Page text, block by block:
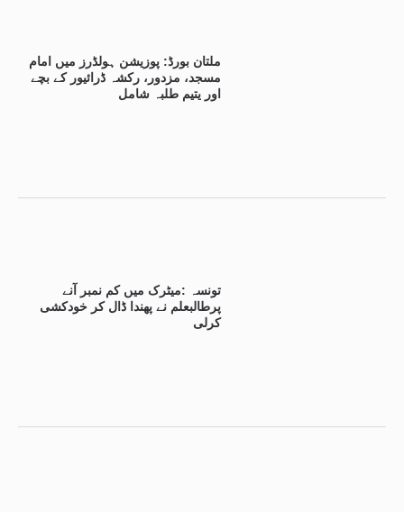
ملتان بورڈ: پوزیشن ہولڈرز میں امام
مسجد، مزدور، رکشہ ڈرائیور کے بچے
اور یتیم طلبہ شامل
تونسہ :میٹرک میں کم نمبر آنے
پرطالبعلم نے پھندا ڈال کر خودکشی
کرلی